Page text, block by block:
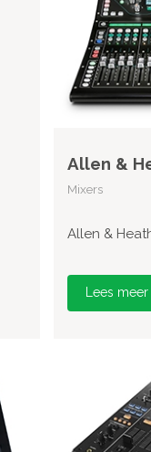
Allen &
Mixers
Allen &
Lees meer